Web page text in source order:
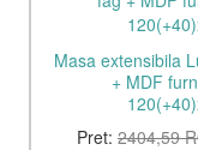
Masa extensibila
+ MDF
Pret: 2404,59